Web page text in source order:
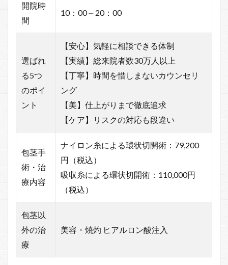
開院時
間
10：00～20：00
選ばれ
る5つ
のポイ
ント
【安心】気軽に相談できる体制
【実績】総来院者数30万人以上
【丁寧】時間を惜しまないカウンセリ
ング
【美】仕上がりまで徹底追求
【ケア】リスクの対応も段違い
包茎手
術・治
療内容
ナイロン糸による環状切開術：79,200
円（税込）
吸収糸による環状切開術：110,000円
（税込）
包茎以
外の治
療
美容・焼灼 ヒアルロン酸注入